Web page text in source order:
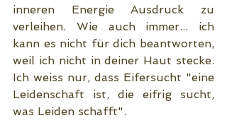
inneren Energie Ausdruck zu
verleihen. Wie auch immer... ich
kann es nicht für dich beantworten,
weil ich nicht in deiner Haut stecke.
Ich weiss nur, dass Eifersucht "eine
Leidenschaft ist, die eifrig sucht,
was Leiden schafft".